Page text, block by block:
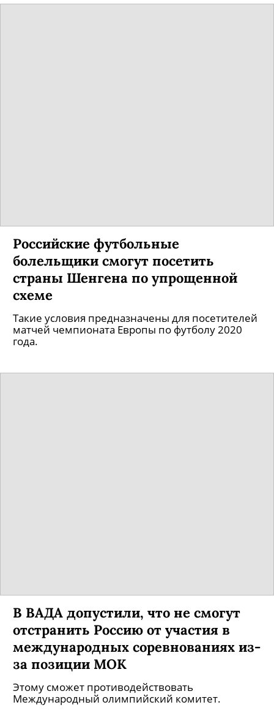
Российские футбольные
болельщики смогут посетить
страны Шенгена по упрощенной
схеме
Такие условия предназначены для посетителей
матчей чемпионата Европы по футболу 2020
года.
В ВАДА допустили, что не смогут
отстранить Россию от участия в
международных соревнованиях из-
за позиции МОК
Этому сможет противодействовать
Международный олимпийский комитет.